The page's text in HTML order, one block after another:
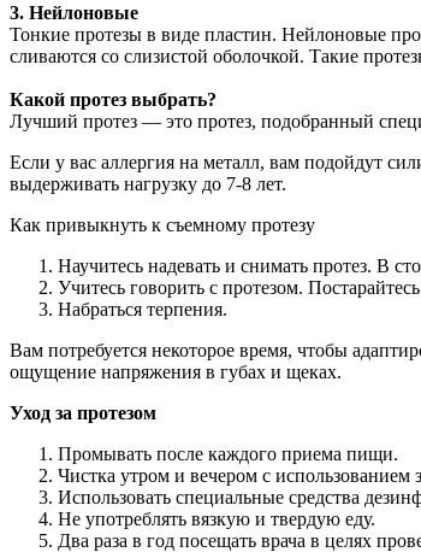
3. Нейлоновые
Тонкие протезы в виде пластин. Нейлоновые
сливаются со слизистой оболочкой. Такие
Какой протез выбрать?
Лучший протез — это протез, подобранный
Если у вас аллергия на металл, вам подойдут
выдерживать нагрузку до 7-8 лет.
Как привыкнуть к съемному протезу
Научитесь надевать и снимать протез. В
Учитесь говорить с протезом.
Набраться терпения.
Вам потребуется некоторое время, чтобы
ощущение напряжения в губах и щеках.
Уход за протезом
Промывать после каждого приема пищи.
Чистка утром и вечером с использованием
Использовать специальные средства
Не употреблять вязкую и твердую еду.
Два раза в год посещать врача в целях